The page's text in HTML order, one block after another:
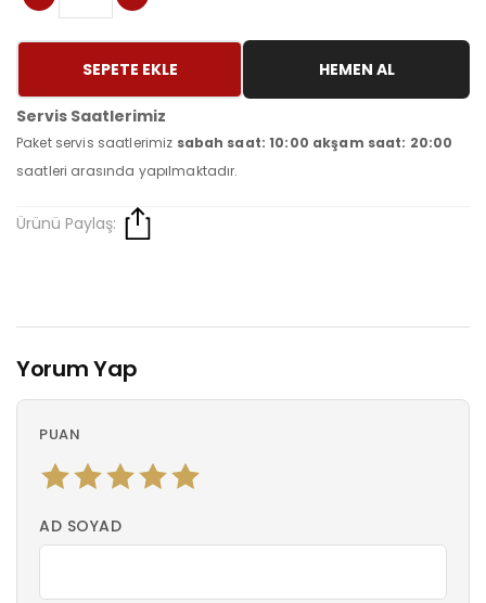
SEPETE EKLE HEMEN AL
Servis Saatlerimiz
Paket servis saatlerimiz sabah saat: 10:00 akşam saat: 20:00
saatleri arasında yapılmaktadır.
Ürünü Paylaş:
Yorum Yap
PUAN
AD SOYAD